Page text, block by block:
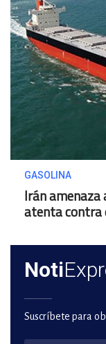
GASOLINA
Irán amenaza
atenta contra
Noti
Suscríbete para